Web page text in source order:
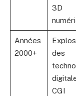
3D
Années
2000+
des
CGI